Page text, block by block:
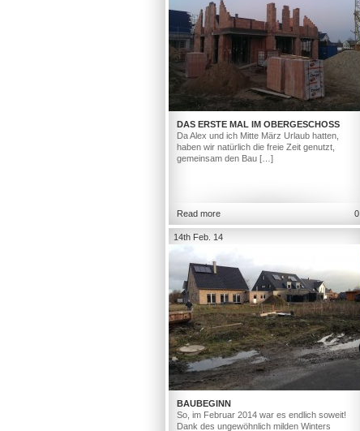
DAS ERSTE MAL IM OBERGESCHOSS
Da Alex und ich Mitte März Urlaub hatten,
haben wir natürlich die freie Zeit genutzt,
gemeinsam den Bau […]
Read more 0
14th Feb. 14
BAUBEGINN
So, im Februar 2014 war es endlich soweit!
Dank des ungewöhnlich milden Winters